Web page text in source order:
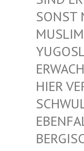
ISCHE,
SENE…
E…,
LLS! O-
CH